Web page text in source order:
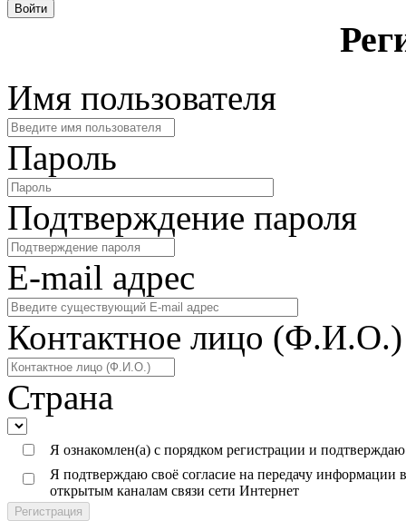
Войти
Имя пользователя
Пароль
Подтверждение пароля
E-mail адреc
Контактное лицо (Ф.И.О.)
Страна
Я ознакомлен(а) с порядком регистрации и
Я подтверждаю своё согласие на передачу
открытым каналам связи сети Интернет
Регистрация